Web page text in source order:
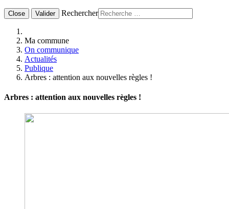
Close Valider Rechercher
Ma commune
On communique
Actualités
Publique
Arbres : attention aux nouvelles règles !
Arbres : attention aux nouvelles règles !